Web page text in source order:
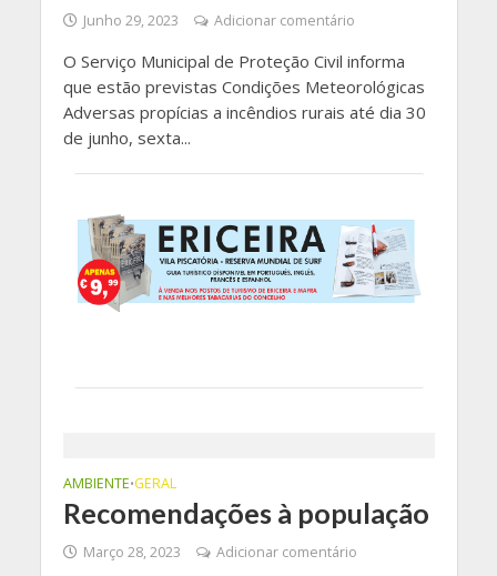
Junho 29, 2023 Adicionar comentário
O Serviço Municipal de Proteção Civil informa
que estão previstas Condições Meteorológicas
Adversas propícias a incêndios rurais até dia 30
de junho, sexta...
AMBIENTE•GERAL
Recomendações à população
Março 28, 2023 Adicionar comentário